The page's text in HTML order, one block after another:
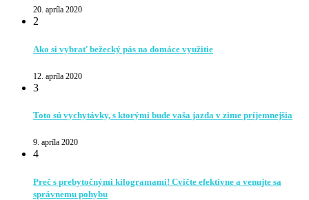
20. apríla 2020
2
Ako si vybrať bežecký pás na domáce využitie
12. apríla 2020
3
Toto sú vychytávky, s ktorými bude vaša jazda v zime príjemnejšia
9. apríla 2020
4
Preč s prebytočnými kilogramami! Cvičte efektívne a venujte sa
správnemu pohybu